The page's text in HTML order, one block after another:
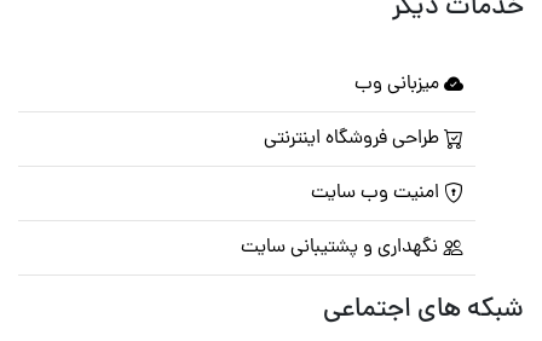
خدمات دیگر
میزبانی وب
طراحی فروشگاه اینترنتی
امنیت وب سایت
نگهداری و پشتیبانی سایت
شبکه های اجتماعی